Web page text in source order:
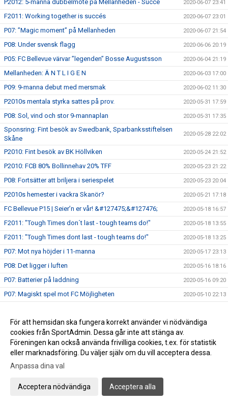
P2012: 5-manna dubbelmöte på Mellanheden - Succé 2020-06-07 23:41
F2011: Working together is succés 2020-06-07 23:01
P07: ”Magic moment” på Mellanheden 2020-06-07 21:54
P08: Under svensk flagg 2020-06-06 20:19
P05: FC Bellevue värvar ”legenden” Bosse Augustsson 2020-06-04 21:19
Mellanheden: Ä N T L I G E N 2020-06-03 17:00
P09: 9-manna debut med mersmak 2020-06-02 11:30
P2010s mentala styrka sattes på prov. 2020-05-31 17:59
P08: Sol, vind och stor 9-mannaplan 2020-05-31 17:35
Sponsring: Fint besök av Swedbank, Sparbanksstiftelsen
Skåne
2020-05-28 22:02
P2010: Fint besök av BK Höllviken 2020-05-24 21:52
P2010: FCB 80% Bollinnehav 20% TFF 2020-05-23 21:22
P08: Fortsätter att briljera i seriespelet 2020-05-23 20:04
P2010s hemester i vackra Skanör? 2020-05-21 17:18
FC Bellevue P15 | Seier’n er vår! &#127475;&#127476; 2020-05-18 16:57
F2011: "Tough Times don´t last - tough teams do!" 2020-05-18 13:55
F2011: "Tough Times dont last - tough teams do!" 2020-05-18 13:25
P07: Mot nya höjder i 11-manna 2020-05-17 23:13
P08: Det ligger i luften 2020-05-16 18:16
P07: Batterier på laddning 2020-05-16 09:20
P07: Magiskt spel mot FC Möjligheten 2020-05-10 22:13
P08: Mulet trots solsken 2020-05-10 14:14
P07: ”Årets Nickmål” av Felix ”Nick”lasson 2020-05-10 13:48
Bländande spel av Mixlaget P2011/2010 2020-05-09 21:18
P08: Stort bollinnehav i 9-manna
P15 Skåneserie A: FCB vs TFF 4-0 (3-0)
För att hemsidan ska fungera korrekt använder vi nödvändiga
cookies från SportAdmin. Dessa går inte att stänga av.
Föreningen kan också använda frivilliga cookies, t.ex. för statistik
eller marknadsföring. Du väljer själv om du vill acceptera dessa.
Anpassa dina val
Acceptera nödvändiga Acceptera alla